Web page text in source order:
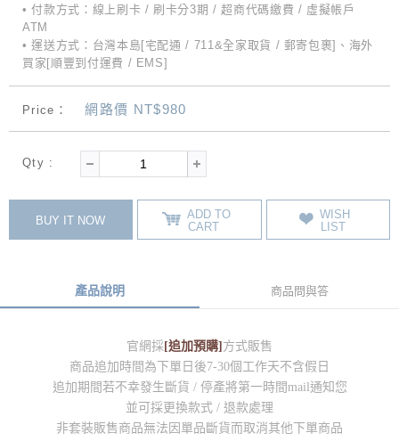
• 付款方式：線上刷卡 / 刷卡分3期 / 超商代碼繳費 / 虛擬帳戶
ATM
• 運送方式：台灣本島[宅配通 / 711&全家取貨 / 郵寄包裹]、海外
買家[順豐到付運費 / EMS]
Price：網路價 NT$980
Qty :
BUY IT NOW
ADD TO
CART
WISH
LIST
產品說明 商品問與答
官網採 [追加預購] 方式販售
商品追加時間為下單日後7-30個工作天不含假日
追加期間若不幸發生斷貨 / 停產將第一時間mail通知您
並可採更換款式 / 退款處理
非套裝販售商品無法因單品斷貨而取消其他下單商品